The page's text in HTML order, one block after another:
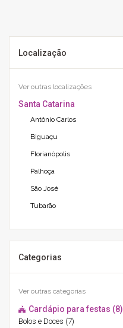
Localização
Ver outras localizações
Santa Catarina
Antônio Carlos
Biguaçu
Florianópolis
Palhoça
São José
Tubarão
Categorias
Ver outras categorias
Cardápio para festas (8)
Bolos e Doces (7)